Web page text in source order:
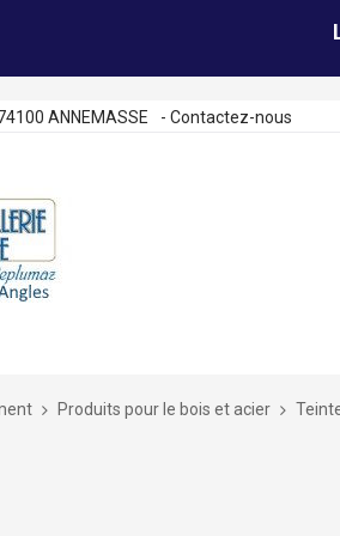
ANNEMASSE - Contactez-nous
Produits pour le bois et acier